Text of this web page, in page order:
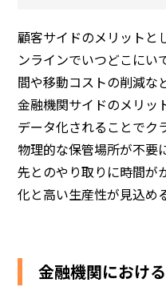
顧客サイドのメリットと
ンラインでいつどこにい
間や移動コストの削減な
金融機関サイドのメリッ
データ化されることでク
物理的な保管場所が不要
先とのやり取りに時間が
化と高い生産性が見込め
金融機関におけ